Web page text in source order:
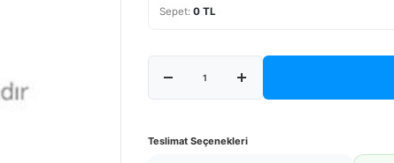
Sepet:0 TL
Teslimat Seçenekleri